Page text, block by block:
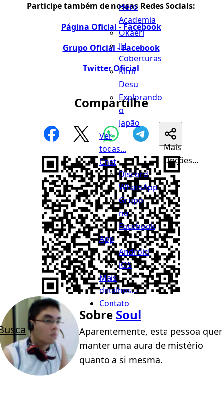
Hero
Academia
Okaeri
JH
Coberturas
Kimi
Desu
Explorando
o
Japão
Ver
todas...
Chat
Discord
WhatsApp
Grupo
no
Facebook
App
Android
iOS
Mais
detalhes...
Contato
Participe também de nossas Redes Sociais:
Página Oficial - Facebook
Grupo Oficial - Facebook
Twitter Oficial
Compartilhe
Mais
Opções...
Sobre Soul
Aparentemente, esta pessoa quer
manter uma aura de mistério
quanto a si mesma.